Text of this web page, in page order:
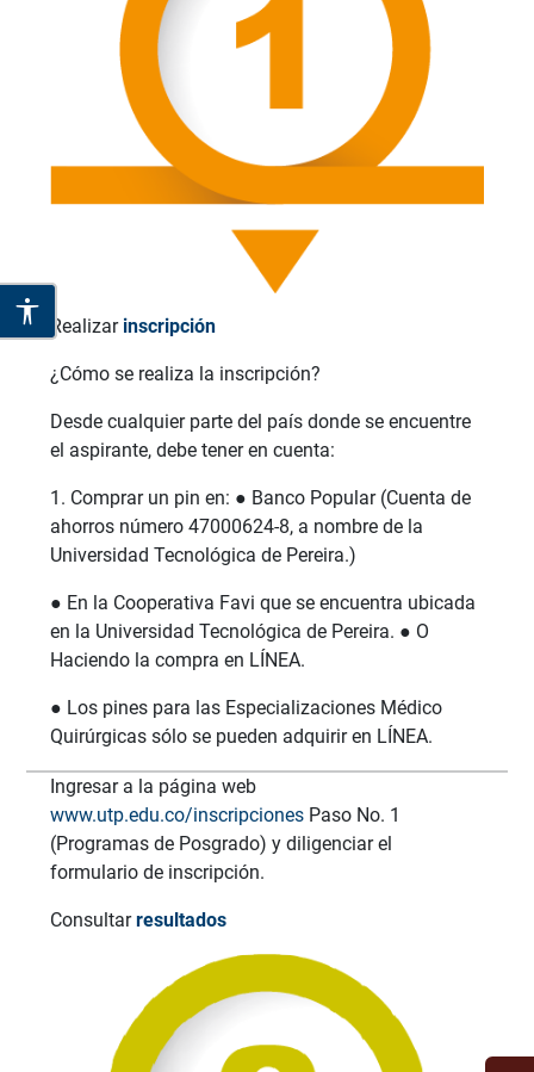
Realizar inscripción
¿Cómo se realiza la inscripción?
Desde cualquier parte del país donde se encuentre
el aspirante, debe tener en cuenta:
1. Comprar un pin en: ● Banco Popular (Cuenta de
ahorros número 47000624-8, a nombre de la
Universidad Tecnológica de Pereira.)
● En la Cooperativa Favi que se encuentra ubicada
en la Universidad Tecnológica de Pereira. ● O
Haciendo la compra en LÍNEA.
● Los pines para las Especializaciones Médico
Quirúrgicas sólo se pueden adquirir en LÍNEA.
Ingresar a la página web
www.utp.edu.co/inscripciones Paso No. 1
(Programas de Posgrado) y diligenciar el
formulario de inscripción.
Consultarresultados